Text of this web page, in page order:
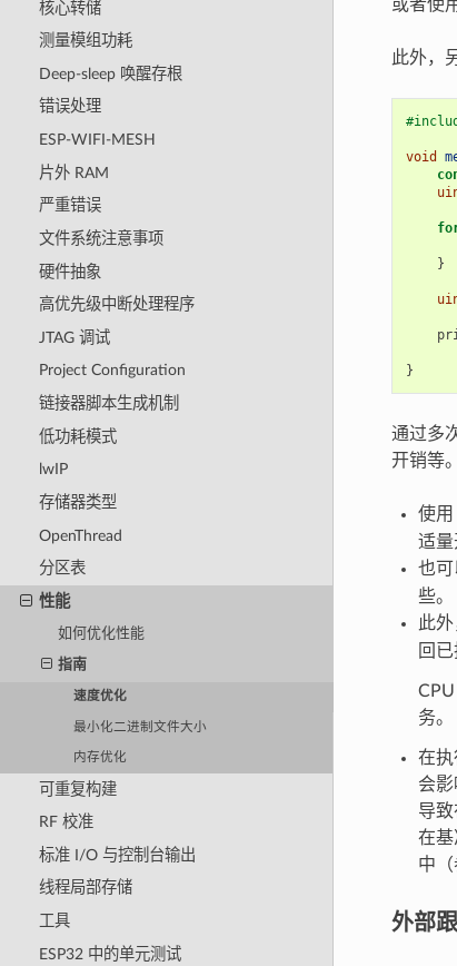
核心转储
测量模组功耗
Deep-sleep 唤醒存根
错误处理
ESP-WIFI-MESH
片外 RAM
严重错误
文件系统注意事项
硬件抽象
高优先级中断处理程序
JTAG 调试
Project Configuration
链接器脚本生成机制
低功耗模式
lwIP
存储器类型
OpenThread
分区表
性能
如何优化性能
指南
速度优化
最小化二进制文件大小
内存优化
可重复构建
RF 校准
标准 I/O 与控制台输出
线程局部存储
工具
ESP32 中的单元测试
或者使
此外，
void
}
}
通过多
开销等。
使用
适量
也
些。
此
回
务。
在执
会
导
在基
中（
外部